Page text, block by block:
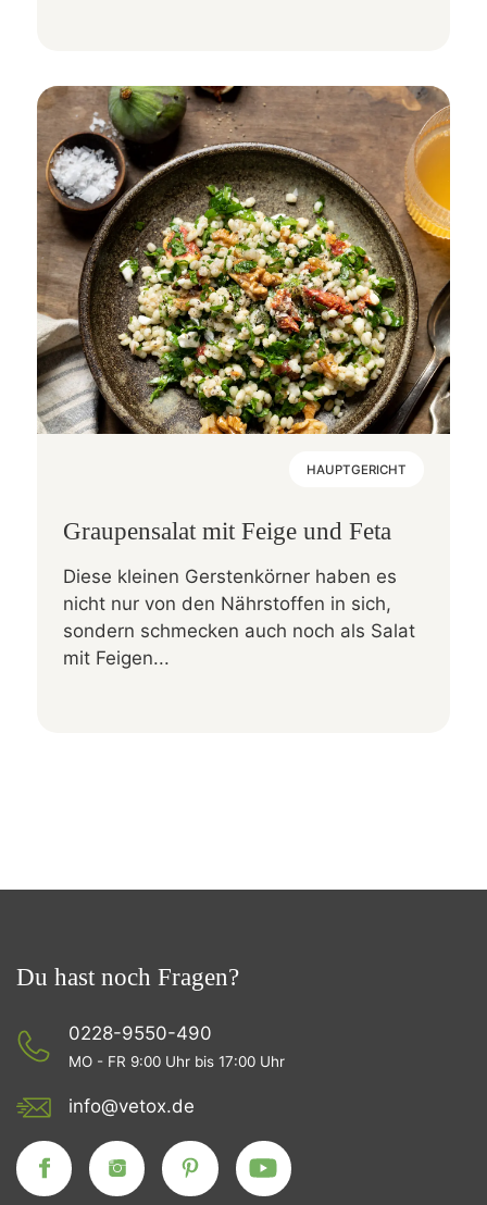
HAUPTGERICHT
Graupensalat mit Feige und Feta
Diese kleinen Gerstenkörner haben es
nicht nur von den Nährstoffen in sich,
sondern schmecken auch noch als Salat
mit Feigen...
Du hast noch Fragen?
0228-9550-490
MO - FR 9:00 Uhr bis 17:00 Uhr
info@vetox.de